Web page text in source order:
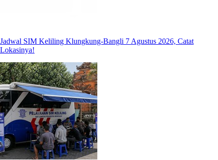
Jadwal SIM Keliling Klungkung-Bangli 7 Agustus 2026, Catat
Lokasinya!